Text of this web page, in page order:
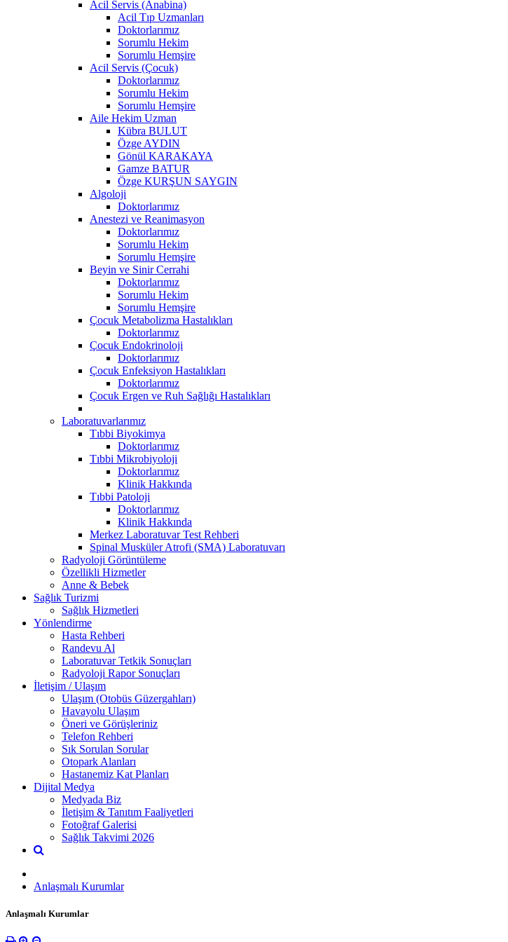
Acil Servis (Anabina)
Acil Tıp Uzmanları
Doktorlarımız
Sorumlu Hekim
Sorumlu Hemşire
Acil Servis (Çocuk)
Doktorlarımız
Sorumlu Hekim
Sorumlu Hemşire
Aile Hekim Uzman
Kübra BULUT
Özge AYDIN
Gönül KARAKAYA
Gamze BATUR
Özge KURŞUN SAYGIN
Algoloji
Doktorlarımız
Anestezi ve Reanimasyon
Doktorlarımız
Sorumlu Hekim
Sorumlu Hemşire
Beyin ve Sinir Cerrahi
Doktorlarımız
Sorumlu Hekim
Sorumlu Hemşire
Çocuk Metabolizma Hastalıkları
Doktorlarımız
Çocuk Endokrinoloji
Doktorlarımız
Çocuk Enfeksiyon Hastalıkları
Doktorlarımız
Çocuk Ergen ve Ruh Sağlığı Hastalıkları
Laboratuvarlarımız
Tıbbi Biyokimya
Doktorlarımız
Tıbbi Mikrobiyoloji
Doktorlarımız
Klinik Hakkında
Tıbbi Patoloji
Doktorlarımız
Klinik Hakkında
Merkez Laboratuvar Test Rehberi
Spinal Musküler Atrofi (SMA) Laboratuvarı
Radyoloji Görüntüleme
Özellikli Hizmetler
Anne & Bebek
Sağlık Turizmi
Sağlık Hizmetleri
Yönlendirme
Hasta Rehberi
Randevu Al
Laboratuvar Tetkik Sonuçları
Radyoloji Rapor Sonuçları
İletişim / Ulaşım
Ulaşım (Otobüs Güzergahları)
Havayolu Ulaşım
Öneri ve Görüşleriniz
Telefon Rehberi
Sık Sorulan Sorular
Otopark Alanları
Hastanemiz Kat Planları
Dijital Medya
Medyada Biz
İletişim & Tanıtım Faaliyetleri
Fotoğraf Galerisi
Sağlık Takvimi 2026
Anlaşmalı Kurumlar
Anlaşmalı Kurumlar